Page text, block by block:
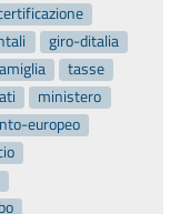
giro-ditalia
tasse
ministero
europeo